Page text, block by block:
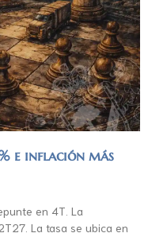
e inflación más
en 4T. La
La tasa se ubica en